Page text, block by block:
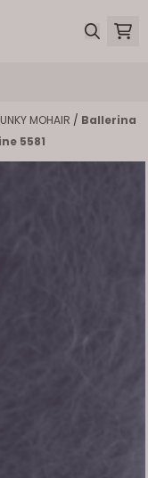
MOHAIR / Ballerina
5581